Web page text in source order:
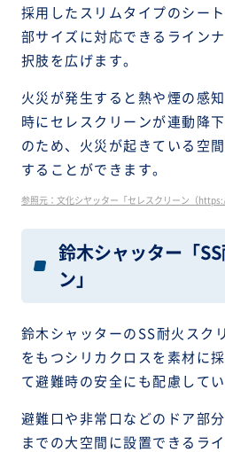
採用したスリムタイプのシー
部サイズに対応できるライン
択肢を広げます。
火災が発生すると熱や煙の感
時にセレスクリーンが連動降
のため、火災が起きている空
することができます。
参照元：文化シヤッター「セレスクリーン（
鈴木シャッター「
ン」
鈴木シャッターのSS耐火スク
をもつシリカクロスを素材に
て避難時の安全にも配慮してい
避難口や非常口などのドア部
までの大空間に設置できるラ